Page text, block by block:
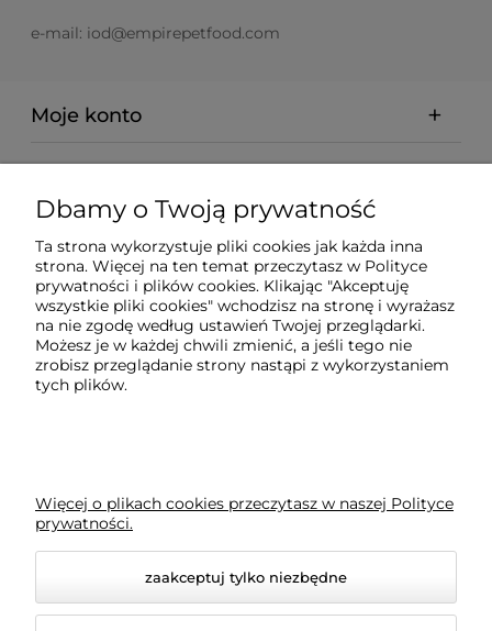
e-mail: iod@empirepetfood.com
Moje konto
Pomoc
Płatności i dostawa
Ciekawostki
Dbamy o Twoją prywatność
Ta strona wykorzystuje pliki cookies jak każda inna
strona. Więcej na ten temat przeczytasz w Polityce
prywatności i plików cookies. Klikając "Akceptuję
wszystkie pliki cookies" wchodzisz na stronę i wyrażasz
na nie zgodę według ustawień Twojej przeglądarki.
Możesz je w każdej chwili zmienić, a jeśli tego nie
zrobisz przeglądanie strony nastąpi z wykorzystaniem
tych plików.
Więcej o plikach cookies przeczytasz w naszej Polityce
prywatności.
zaakceptuj tylko niezbędne